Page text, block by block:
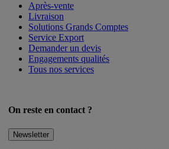
Après-vente
Livraison
Solutions Grands Comptes
Service Export
Demander un devis
Engagements qualités
Tous nos services
On reste en contact ?
Newsletter